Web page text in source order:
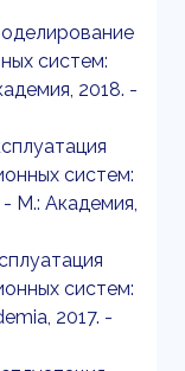
систем:
2018. -
систем:
М.: Академия,
систем:
2017. -